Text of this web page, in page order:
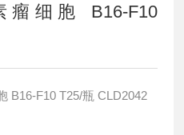
细胞 B16-F10
B16-F10 T25/瓶 CLD2042